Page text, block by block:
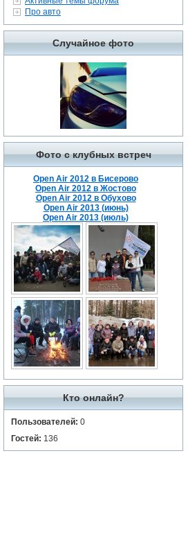
Про авто
Случайное фото
Фото с клубных встреч
Open Air 2012 в Бисерово
Open Air 2012 в Жостово
Open Air 2012 в Обухово
Open Air 2013 (июнь)
Open Air 2013 (июль)
Кто онлайн?
Пользователей: 0
Гостей: 136